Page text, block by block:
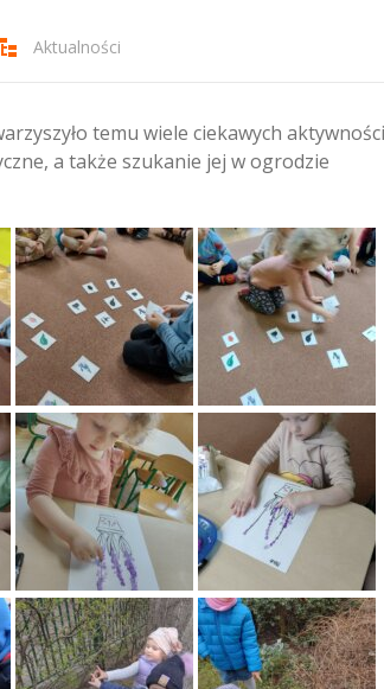
Aktualności
temu wiele ciekawych
a także szukanie jej w ogrodzie